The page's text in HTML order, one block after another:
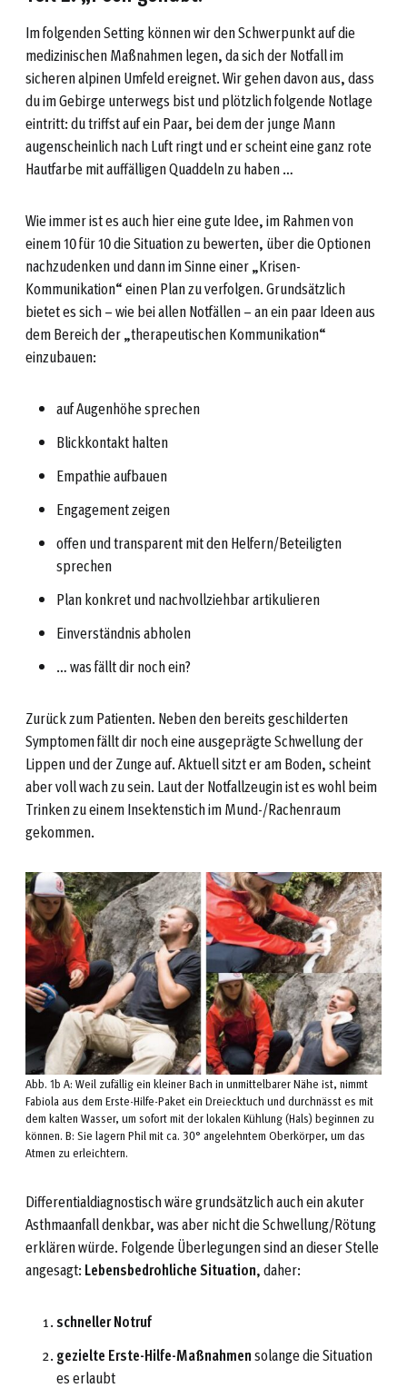
Im folgenden Setting können wir den Schwerpunkt auf die
medizinischen Maßnahmen legen, da sich der Notfall im
sicheren alpinen Umfeld ereignet. Wir gehen davon aus, dass
du im Gebirge unterwegs bist und plötzlich folgende Notlage
eintritt: du triffst auf ein Paar, bei dem der junge Mann
augenscheinlich nach Luft ringt und er scheint eine ganz rote
Hautfarbe mit auffälligen Quaddeln zu haben …
Wie immer ist es auch hier eine gute Idee, im Rahmen von
einem 10 für 10 die Situation zu bewerten, über die Optionen
nachzudenken und dann im Sinne einer „Krisen-
Kommunikation“ einen Plan zu verfolgen. Grundsätzlich
bietet es sich – wie bei allen Notfällen – an ein paar Ideen aus
dem Bereich der „therapeutischen Kommunikation“
einzubauen:
auf Augenhöhe sprechen
Blickkontakt halten
Empathie aufbauen
Engagement zeigen
offen und transparent mit den Helfern/Beteiligten
sprechen
Plan konkret und nachvollziehbar artikulieren
Einverständnis abholen
… was fällt dir noch ein?
Zurück zum Patienten. Neben den bereits geschilderten
Symptomen fällt dir noch eine ausgeprägte Schwellung der
Lippen und der Zunge auf. Aktuell sitzt er am Boden, scheint
aber voll wach zu sein. Laut der Notfallzeugin ist es wohl beim
Trinken zu einem Insektenstich im Mund-/Rachenraum
gekommen.
Abb. 1b A: Weil zufällig ein kleiner Bach in unmittelbarer Nähe ist, nimmt
Fabiola aus dem Erste-Hilfe-Paket ein Dreiecktuch und durchnässt es mit
dem kalten Wasser, um sofort mit der lokalen Kühlung (Hals) beginnen zu
können. B: Sie lagern Phil mit ca. 30° angelehntem Oberkörper, um das
Atmen zu erleichtern.
Differentialdiagnostisch wäre grundsätzlich auch ein akuter
Asthmaanfall denkbar, was aber nicht die Schwellung/Rötung
erklären würde. Folgende Überlegungen sind an dieser Stelle
angesagt: Lebensbedrohliche Situation, daher:
schneller Notruf
gezielte Erste-Hilfe-Maßnahmensolange die Situation
es erlaubt